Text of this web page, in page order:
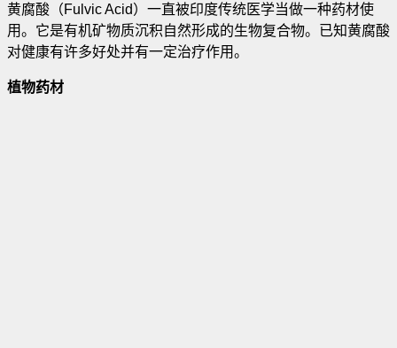
黄腐酸（Fulvic Acid）一直被印度传统医学当做一种药材使
用。它是有机矿物质沉积自然形成的生物复合物。已知黄腐酸
对健康有许多好处并有一定治疗作用。
植物药材